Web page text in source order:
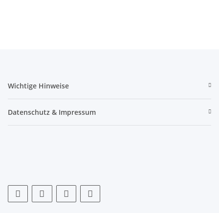
Wichtige Hinweise
Datenschutz & Impressum